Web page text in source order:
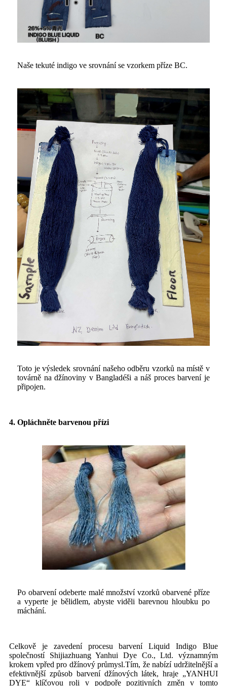
Naše tekuté indigo ve srovnání se vzorkem příze BC.
Toto je výsledek srovnání našeho odběru vzorků na místě v
továrně na džínoviny v Bangladéši a náš proces barvení je
připojen.
4. Opláchněte barvenou přízi
Po obarvení odeberte malé množství vzorků obarvené příze
a vyperte je bělidlem, abyste viděli barevnou hloubku po
máchání.
Celkově je zavedení procesu barvení Liquid Indigo Blue
společností Shijiazhuang Yanhui Dye Co., Ltd. významným
krokem vpřed pro džínový průmysl.Tím, že nabízí udržitelnější a
efektivnější způsob barvení džínových látek, hraje „YANHUI
DYE“ klíčovou roli v podpoře pozitivních změn v tomto